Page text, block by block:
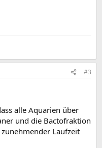
#3
alle Aquarien über
und die Bactofraktion
Laufzeit